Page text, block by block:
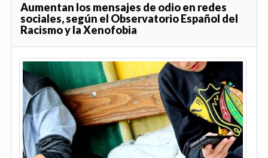
Aumentan los mensajes de odio en redes
sociales, según el Observatorio Español del
Racismo y la Xenofobia